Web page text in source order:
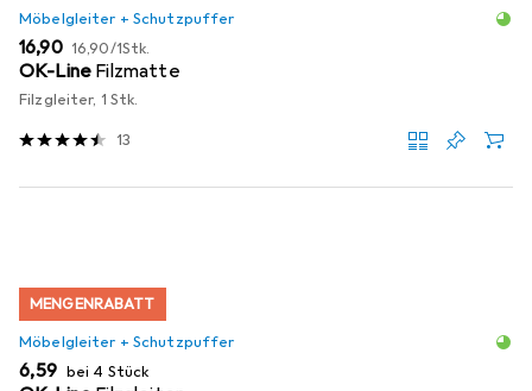
Möbelgleiter + Schutzpuffer
EUR
16,90 EUR
16,90/1Stk.
OK-Line Filzmatte
Filzgleiter, 1 Stk.
13
MENGENRABATT
Möbelgleiter + Schutzpuffer
EUR
6,59 bei 4 Stück